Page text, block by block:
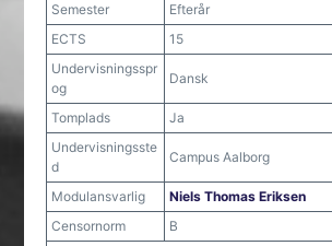
Semester
Efterår
ECTS
15
Undervisningsspr
og
Dansk
Tomplads
Ja
Undervisningsste
d
Campus Aalborg
Modulansvarlig
Niels Thomas Eriksen
Censornorm
B